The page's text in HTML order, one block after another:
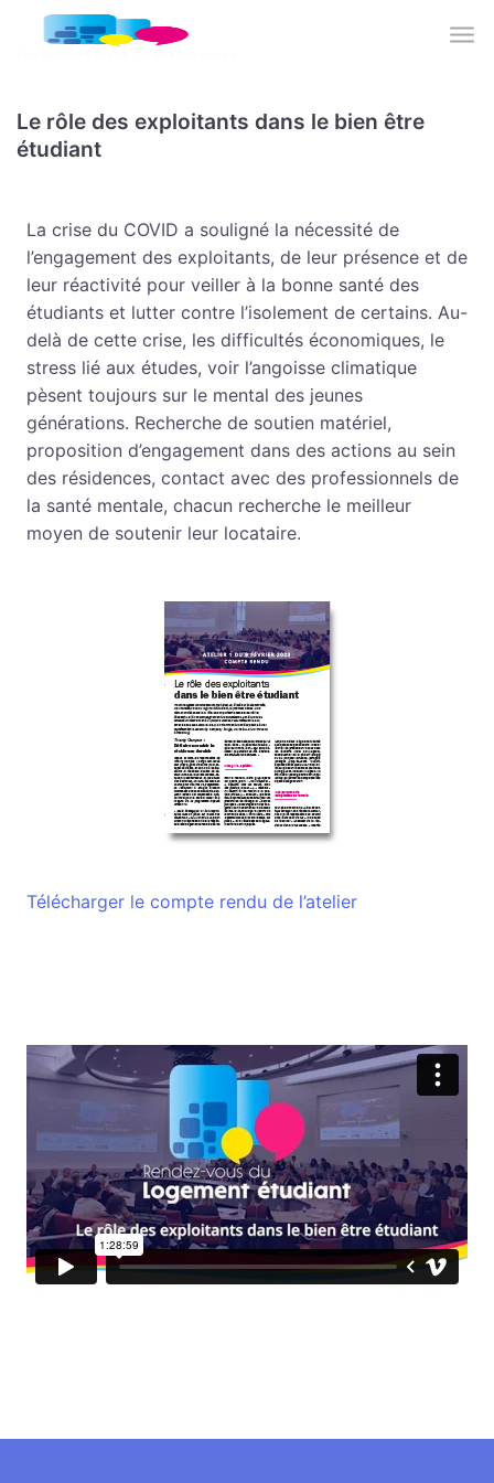
Skip to main content
Le rôle des exploitants dans le bien être
étudiant
La crise du COVID a souligné la nécessité de
l’engagement des exploitants, de leur présence et de
leur réactivité pour veiller à la bonne santé des
étudiants et lutter contre l’isolement de certains. Au-
delà de cette crise, les difficultés économiques, le
stress lié aux études, voir l’angoisse climatique
pèsent toujours sur le mental des jeunes
générations. Recherche de soutien matériel,
proposition d’engagement dans des actions au sein
des résidences, contact avec des professionnels de
la santé mentale, chacun recherche le meilleur
moyen de soutenir leur locataire.
Télécharger le compte rendu de l’atelier